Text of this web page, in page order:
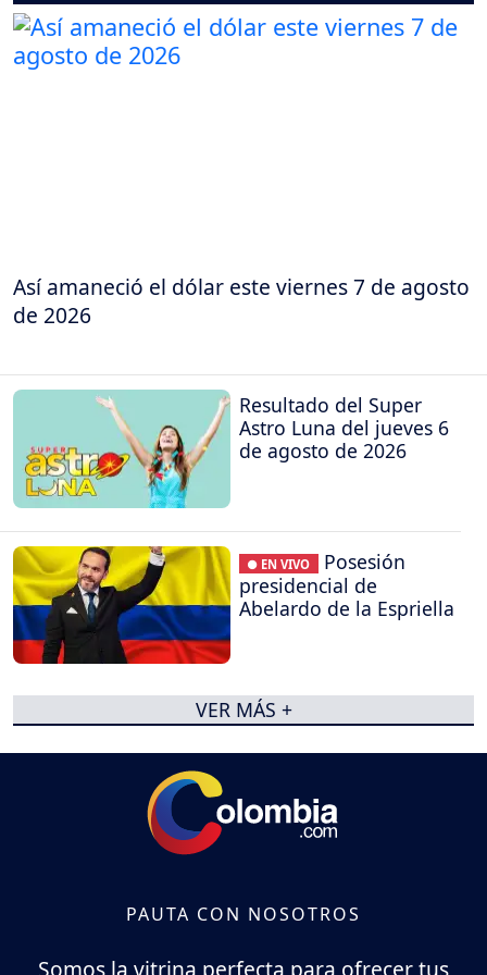
Así amaneció el dólar este viernes 7 de agosto
de 2026
Resultado del Super
Astro Luna del jueves 6
de agosto de 2026
● EN VIVO
Posesión
presidencial de
Abelardo de la Espriella
VER MÁS +
PAUTA CON NOSOTROS